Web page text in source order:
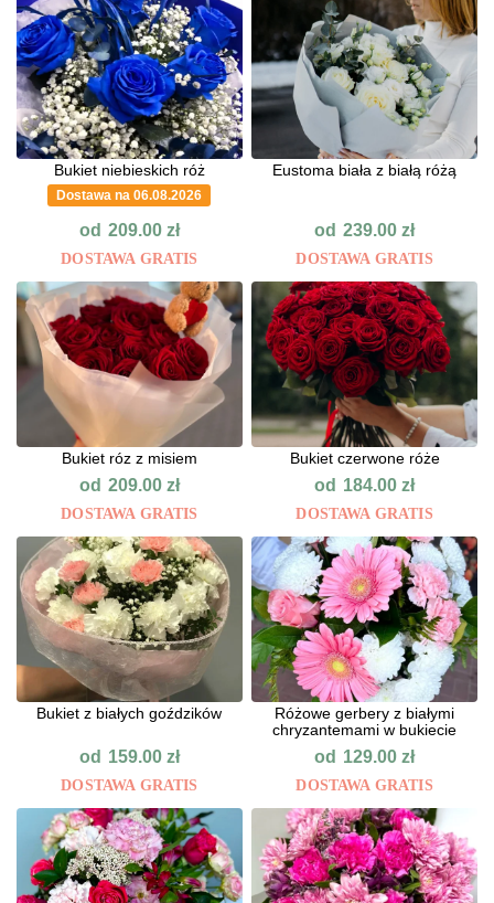
Bukiet niebieskich róż
Dostawa na 06.08.2026
od 209.00 zł
DOSTAWA GRATIS
Eustoma biała z białą różą
od 239.00zł
DOSTAWA GRATIS
Bukiet róz z misiem
od 209.00 zł
DOSTAWA GRATIS
Bukiet czerwone róże
od 184.00zł
DOSTAWA GRATIS
Bukiet z białych goździków
od 159.00 zł
DOSTAWA GRATIS
Różowe gerbery z białymi
chryzantemami w bukiecie
od 129.00zł
DOSTAWA GRATIS